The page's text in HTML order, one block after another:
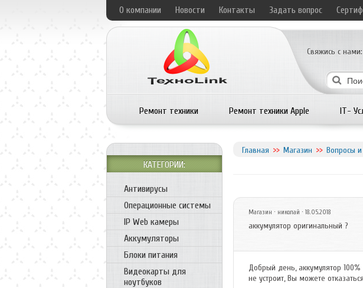
О компании Новости Контакты Задать вопрос
Свяжись с нами:
Ремонт техники Ремонт техники Apple IT-
Главная Магазин Вопросы и
Магазин · николай · 18.05.2018
аккумулятор оригинальный ?
Добрый день, аккумулятор
не устроит, Вы можете
КАТЕГОРИИ:
Антивирусы
Операционные системы
IP Web камеры
Аккумуляторы
Блоки питания
Видеокарты для
ноутбуков